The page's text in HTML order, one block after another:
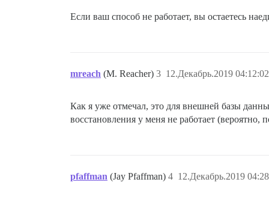
Если ваш способ не работает, вы остаетесь
mreach (M. Reacher) 12.Декабрь.2019 04:12:02
3
Как я уже отмечал, это для внешней базы
восстановления у меня не работает
pfaffman (Jay Pfaffman) 12.Декабрь.2019
4